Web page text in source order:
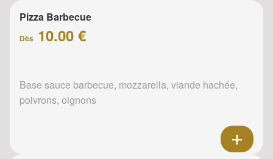
Pizza Barbecue
Dès 10.00 €
Base sauce barbecue, mozzarella, viande hachée,
poivrons, oignons